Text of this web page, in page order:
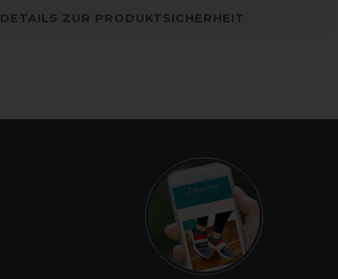
DETAILS ZUR PRODUKTSICHERHEIT